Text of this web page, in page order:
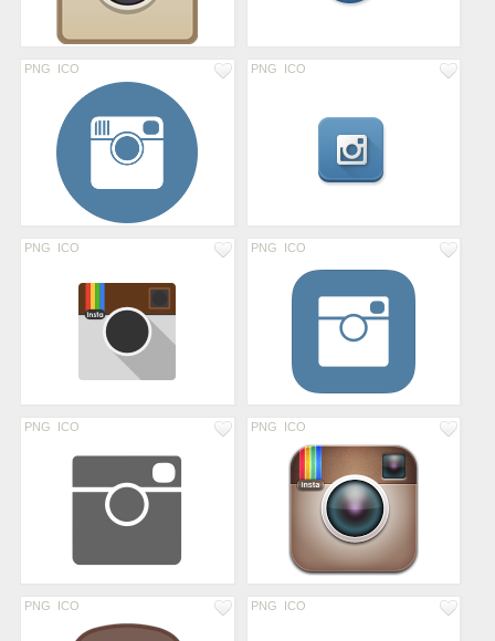
PNG ICO PNG ICO
PNG ICO PNG ICO
PNG ICO PNG ICO
PNG ICO PNG ICO